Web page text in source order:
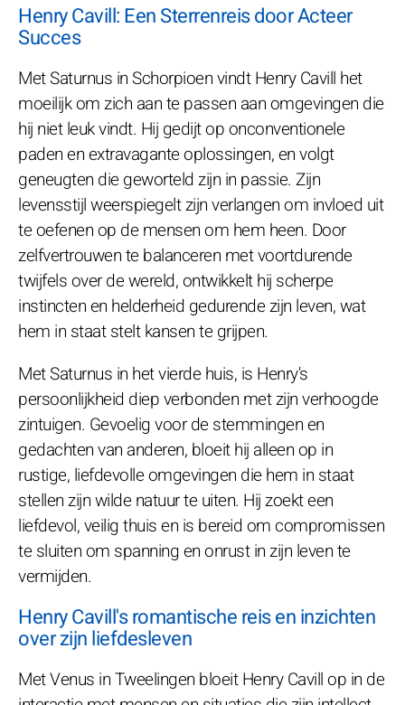
Henry Cavill: Een Sterrenreis door Acteer
Succes
Met Saturnus in Schorpioen vindt Henry Cavill het
moeilijk om zich aan te passen aan omgevingen die
hij niet leuk vindt. Hij gedijt op onconventionele
paden en extravagante oplossingen, en volgt
geneugten die geworteld zijn in passie. Zijn
levensstijl weerspiegelt zijn verlangen om invloed uit
te oefenen op de mensen om hem heen. Door
zelfvertrouwen te balanceren met voortdurende
twijfels over de wereld, ontwikkelt hij scherpe
instincten en helderheid gedurende zijn leven, wat
hem in staat stelt kansen te grijpen.
Met Saturnus in het vierde huis, is Henry's
persoonlijkheid diep verbonden met zijn verhoogde
zintuigen. Gevoelig voor de stemmingen en
gedachten van anderen, bloeit hij alleen op in
rustige, liefdevolle omgevingen die hem in staat
stellen zijn wilde natuur te uiten. Hij zoekt een
liefdevol, veilig thuis en is bereid om compromissen
te sluiten om spanning en onrust in zijn leven te
vermijden.
Henry Cavill's romantische reis en inzichten
over zijn liefdesleven
Met Venus in Tweelingen bloeit Henry Cavill op in de